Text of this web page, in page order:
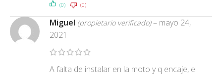
(0) (0)
Miguel (propietario verificado) – mayo 24,
2021
A falta de instalar en la moto y q encaje, el